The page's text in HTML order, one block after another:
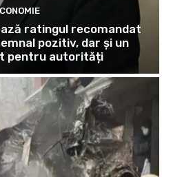
ratingul recomandat
pozitiv, dar și un
pentru autorități